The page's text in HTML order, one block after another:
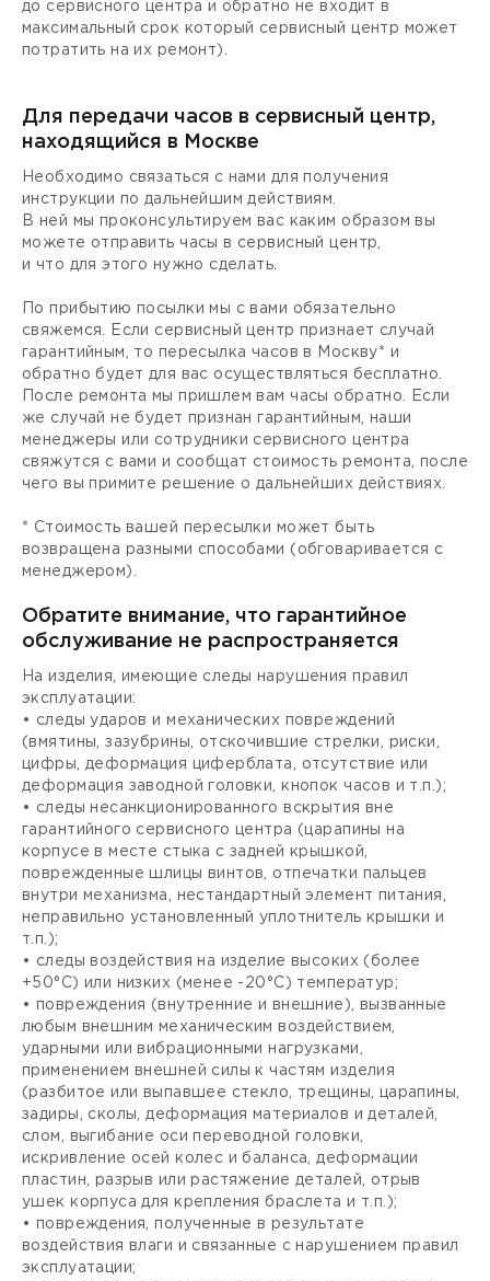
до сервисного центра и обратно не входит в
максимальный срок который сервисный центр может
потратить на их ремонт).
Для передачи часов в сервисный центр,
находящийся в Москве
Необходимо связаться с нами для получения
инструкции по дальнейшим действиям.
В ней мы проконсультируем вас каким образом вы
можете отправить часы в сервисный центр,
и что для этого нужно сделать.
По прибытию посылки мы с вами обязательно
свяжемся. Если сервисный центр признает случай
гарантийным, то пересылка часов в Москву* и
обратно будет для вас осуществляться бесплатно.
После ремонта мы пришлем вам часы обратно. Если
же случай не будет признан гарантийным, наши
менеджеры или сотрудники сервисного центра
свяжутся с вами и сообщат стоимость ремонта, после
чего вы примите решение о дальнейших действиях.
* Стоимость вашей пересылки может быть
возвращена разными способами (обговаривается с
менеджером).
Обратите внимание, что гарантийное
обслуживание не распространяется
На изделия, имеющие следы нарушения правил
эксплуатации:
• следы ударов и механических повреждений
(вмятины, зазубрины, отскочившие стрелки, риски,
цифры, деформация циферблата, отсутствие или
деформация заводной головки, кнопок часов и т.п.);
• следы несанкционированного вскрытия вне
гарантийного сервисного центра (царапины на
корпусе в месте стыка с задней крышкой,
поврежденные шлицы винтов, отпечатки пальцев
внутри механизма, нестандартный элемент питания,
неправильно установленный уплотнитель крышки и
т.п.);
• следы воздействия на изделие высоких (более
+50°С) или низких (менее -20°С) температур;
• повреждения (внутренние и внешние), вызванные
любым внешним механическим воздействием,
ударными или вибрационными нагрузками,
применением внешней силы к частям изделия
(разбитое или выпавшее стекло, трещины, царапины,
задиры, сколы, деформация материалов и деталей,
слом, выгибание оси переводной головки,
искривление осей колес и баланса, деформации
пластин, разрыв или растяжение деталей, отрыв
ушек корпуса для крепления браслета и т.п.);
• повреждения, полученные в результате
воздействия влаги и связанные с нарушением правил
эксплуатации;